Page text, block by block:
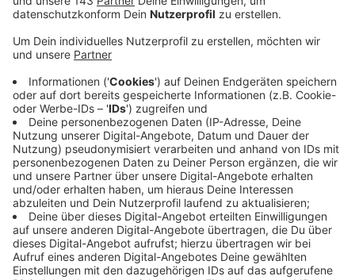
sagte er gegenüber uns im Rahmen der Vorbereitung
des internationalen Handels durch Kriege oder
Exportnation. Vor allem der Wegfall der USA als
sicherer Partner und die wegfallende billige russische
Energie stören laut des 78-Jährigen das deutsche
Geschäftsmodell massiv.
Anzeige
Die Rolle der westfälischen
Friedenskonferenz